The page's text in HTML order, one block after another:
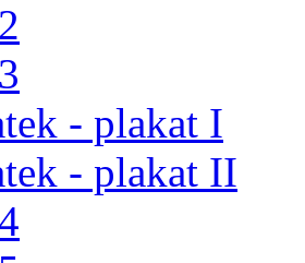
- plakat I
- plakat II